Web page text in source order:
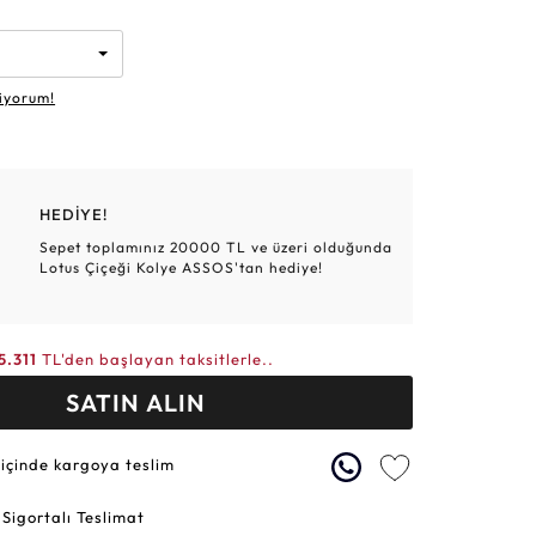
Elmas Bilezikler
Altın Tesbihler
Altın Hasır Setler
Violet
HEDİYE!
Sepet toplamınız 20000 TL ve üzeri olduğunda
Lotus Çiçeği Kolye ASSOS'tan hediye!
TL'den başlayan taksitlerle..
SATIN ALIN
kargoya teslim
Teslimat